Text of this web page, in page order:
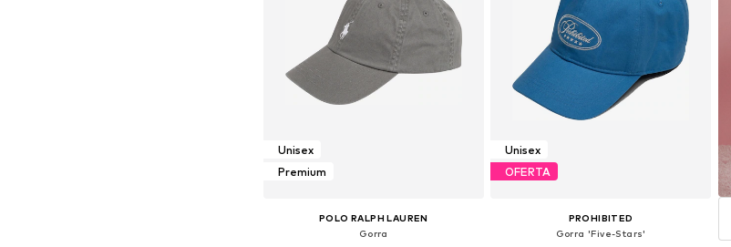
Unisex
Premium
POLO RALPH LAUREN
Gorra
Unisex
OFERTA
PROHIBITED
Gorra 'Five-Stars'